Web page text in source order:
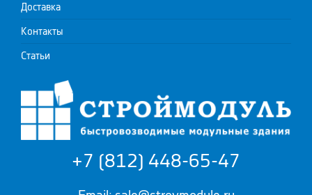
Доставка
Контакты
Статьи
+7 (812) 448-65-47